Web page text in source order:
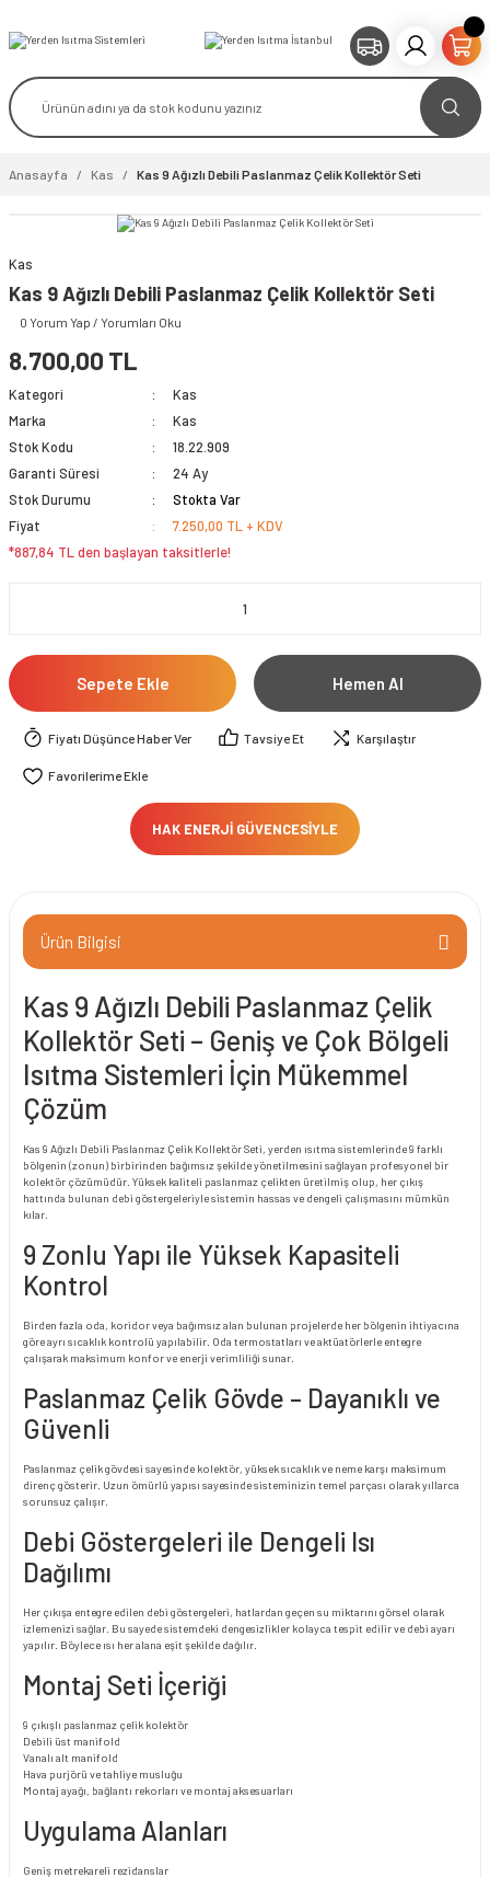
Anasayfa Kas Kas 9 Ağızlı Debili Paslanmaz Çelik Kollektör Seti
Kas
Kas 9 Ağızlı Debili Paslanmaz Çelik Kollektör Seti
0 Yorum Yap / Yorumları Oku
8.700,00 TL
Kategori
Kas
Marka
Kas
Stok Kodu
18.22.909
Garanti Süresi
24 Ay
Stok Durumu
Stokta Var
Fiyat
7.250,00 TL + KDV
*887,84 TL den başlayan taksitlerle!
Sepete Ekle Hemen Al
Fiyatı Düşünce Haber Ver Tavsiye Et Karşılaştır
HAK ENERJİ GÜVENCESİYLE
Ürün Bilgisi
Kas 9 Ağızlı Debili Paslanmaz Çelik
Kollektör Seti – Geniş ve Çok Bölgeli
Isıtma Sistemleri İçin Mükemmel
Çözüm
Kas 9 Ağızlı Debili Paslanmaz Çelik Kollektör Seti, yerden ısıtma sistemlerinde 9 farklı
bölgenin (zonun) birbirinden bağımsız şekilde yönetilmesini sağlayan profesyonel bir
kolektör çözümüdür. Yüksek kaliteli paslanmaz çelikten üretilmiş olup, her çıkış
hattında bulunan debi göstergeleriyle sistemin hassas ve dengeli çalışmasını mümkün
kılar.
9 Zonlu Yapı ile Yüksek Kapasiteli
Kontrol
Birden fazla oda, koridor veya bağımsız alan bulunan projelerde her bölgenin ihtiyacına
göre ayrı sıcaklık kontrolü yapılabilir. Oda termostatları ve aktüatörlerle entegre
çalışarak maksimum konfor ve enerji verimliliği sunar.
Paslanmaz Çelik Gövde – Dayanıklı ve
Güvenli
Paslanmaz çelik gövdesi sayesinde kolektör, yüksek sıcaklık ve neme karşı maksimum
direnç gösterir. Uzun ömürlü yapısı sayesinde sisteminizin temel parçası olarak yıllarca
sorunsuz çalışır.
Debi Göstergeleri ile Dengeli Isı
Dağılımı
Her çıkışa entegre edilen debi göstergeleri, hatlardan geçen su miktarını görsel olarak
izlemenizi sağlar. Bu sayede sistemdeki dengesizlikler kolayca tespit edilir ve debi ayarı
yapılır. Böylece ısı her alana eşit şekilde dağılır.
Montaj Seti İçeriği
9 çıkışlı paslanmaz çelik kolektör
Debili üst manifold
Vanalı alt manifold
Hava purjörü ve tahliye musluğu
Montaj ayağı, bağlantı rekorları ve montaj aksesuarları
Uygulama Alanları
Geniş metrekareli rezidanslar